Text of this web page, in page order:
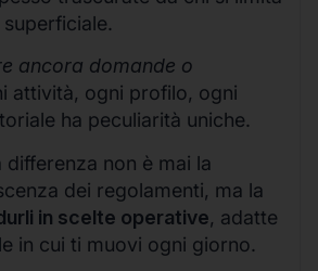
ancora domande o
attività, ogni profilo, ogni
ha peculiarità uniche.
differenza non è mai la
dei regolamenti, ma la
in scelte operative, adatte
in cui ti muovi ogni giorno.